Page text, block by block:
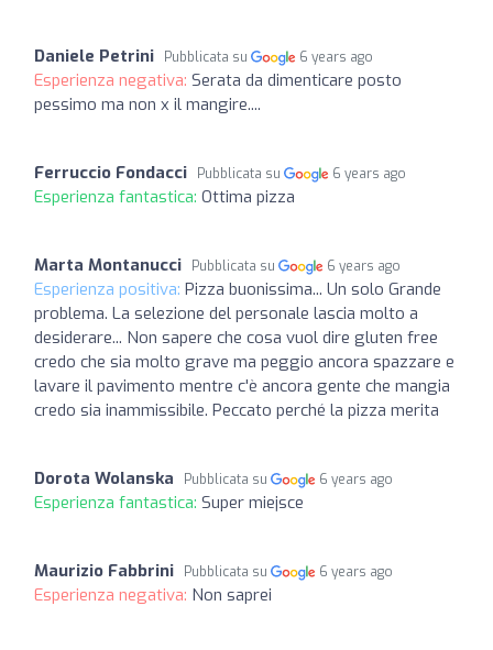
Daniele Petrini Pubblicata su 6 years ago
Esperienza negativa: Serata da dimenticare posto
pessimo ma non x il mangire....
Ferruccio Fondacci Pubblicata su 6 years ago
Esperienza fantastica: Ottima pizza
Marta Montanucci Pubblicata su 6 years ago
Esperienza positiva: Pizza buonissima... Un solo Grande
problema. La selezione del personale lascia molto a
desiderare... Non sapere che cosa vuol dire gluten free
credo che sia molto grave ma peggio ancora spazzare e
lavare il pavimento mentre c'è ancora gente che mangia
credo sia inammissibile. Peccato perché la pizza merita
Dorota Wolanska Pubblicata su 6 years ago
Esperienza fantastica: Super miejsce
Maurizio Fabbrini Pubblicata su 6 years ago
Esperienza negativa: Non saprei